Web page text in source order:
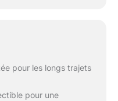
pour les longs trajets
pour une